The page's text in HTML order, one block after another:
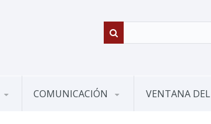
COMUNICACIÓN VENTANA